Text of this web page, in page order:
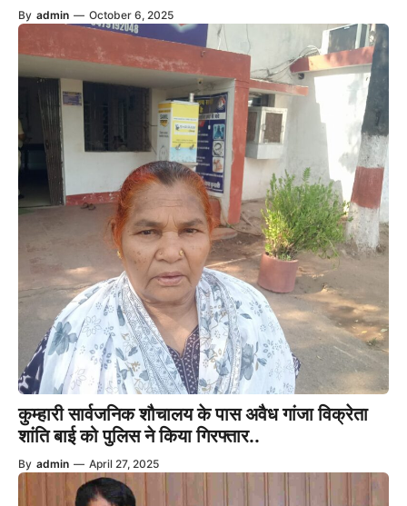
By admin — October 6, 2025
कुम्हारी सार्वजनिक शौचालय के पास अवैध गांजा विक्रेता
शांति बाई को पुलिस ने किया गिरफ्तार..
By admin — April 27, 2025